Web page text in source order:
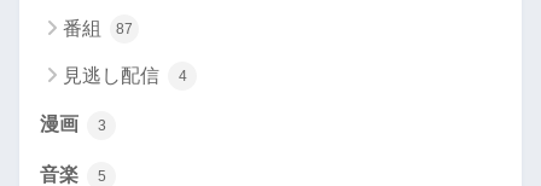
番組 87
見逃し配信 4
漫画 3
音楽 5